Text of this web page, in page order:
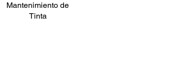
Mantenimiento de
Tinta